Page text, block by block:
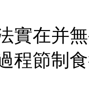
實在并
程節制